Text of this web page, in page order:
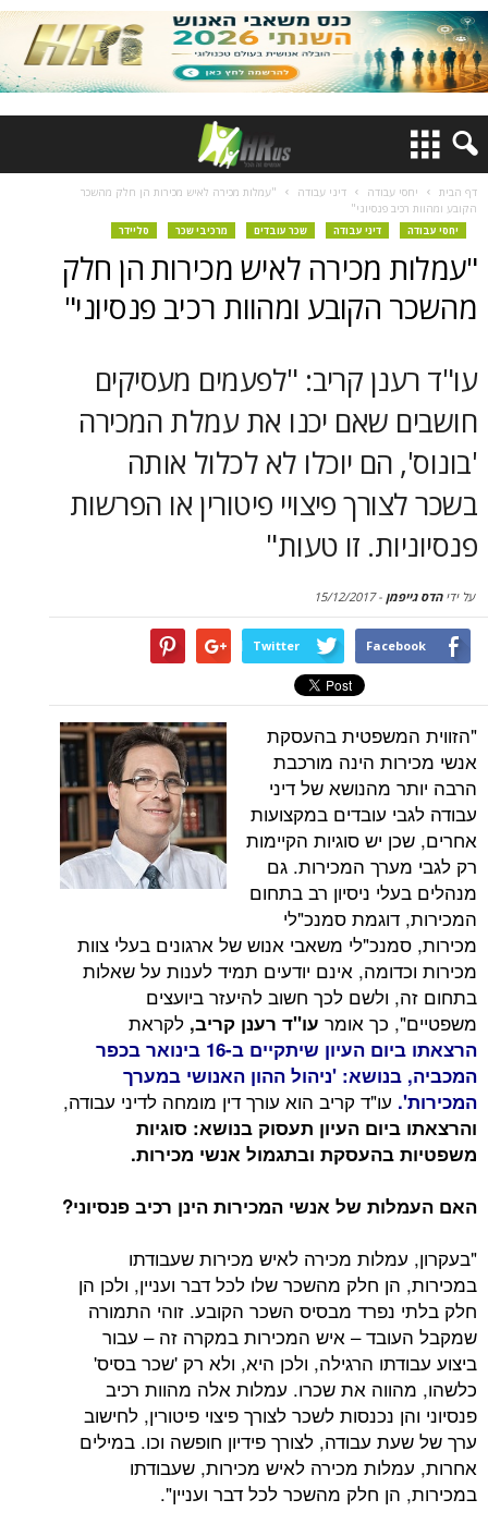
דף הבית יחסי עבודה דיני עבודה
"עמלות מכירה לאיש מכירות הן חלק מהשכר
הקובע ומהוות רכיב פנסיוני"
יחסי עבודה דיני עבודה שכר עובדים מרכיבי שכר סליידר
"עמלות מכירה לאיש מכירות הן חלק
מהשכר הקובע ומהוות רכיב פנסיוני"
עו"ד רענן קריב: "לפעמים מעסיקים
חושבים שאם יכנו את עמלת המכירה
'בונוס', הם יוכלו לא לכלול אותה
בשכר לצורך פיצויי פיטורין או הפרשות
פנסיוניות. זו טעות"
על ידיהדס גייפמן -
15/12/2017
Facebook
Twitter
"הזווית המשפטית בהעסקת
אנשי מכירות הינה מורכבת
הרבה יותר מהנושא של דיני
עבודה לגבי עובדים במקצועות
אחרים, שכן יש סוגיות הקיימות
רק לגבי מערך המכירות. גם
מנהלים בעלי ניסיון רב בתחום
המכירות, דוגמת סמנכ"לי
מכירות, סמנכ"לי משאבי אנוש של ארגונים בעלי צוות
מכירות וכדומה, אינם יודעים תמיד לענות על שאלות
בתחום זה, ולשם לכך חשוב להיעזר ביועצים
משפטיים", כך אומר עו"ד רענן קריב, לקראת
הרצאתו ביום העיון שיתקיים ב-16 בינואר בכפר
המכביה, בנושא: 'ניהול ההון האנושי במערך
המכירות'. עו"ד קריב הוא עורך דין מומחה לדיני עבודה,
והרצאתו ביום העיון תעסוק בנושא: סוגיות
משפטיות בהעסקת ובתגמול אנשי מכירות.
האם העמלות של אנשי המכירות הינן רכיב פנסיוני?
"בעקרון, עמלות מכירה לאיש מכירות שעבודתו
במכירות, הן חלק מהשכר שלו לכל דבר ועניין, ולכן הן
חלק בלתי נפרד מבסיס השכר הקובע. זוהי התמורה
שמקבל העובד – איש המכירות במקרה זה – עבור
ביצוע עבודתו הרגילה, ולכן היא, ולא רק 'שכר בסיס'
כלשהו, מהווה את שכרו. עמלות אלה מהוות רכיב
פנסיוני והן נכנסות לשכר לצורך פיצוי פיטורין, לחישוב
ערך של שעת עבודה, לצורך פידיון חופשה וכו. במילים
אחרות, עמלות מכירה לאיש מכירות, שעבודתו
במכירות, הן חלק מהשכר לכל דבר ועניין".